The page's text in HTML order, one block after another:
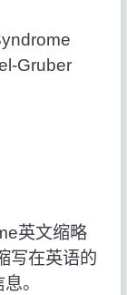
Gruber
英文缩略
写在英语的
。